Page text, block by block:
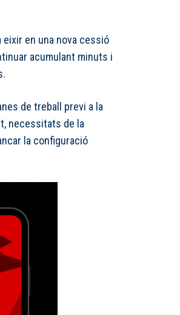
eixir en una nova cessió
acumulant minuts i
de treball previ a la
necessitats de la
la configuració